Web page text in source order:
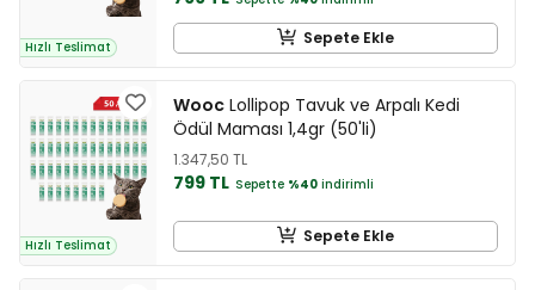
Hızlı Teslimat Sepete Ekle
Hızlı Teslimat
Wooc Lollipop Tavuk ve Arpalı Kedi
Ödül Maması 1,4gr (50'li)
1.347,50 TL
799 TL Sepette %40 indirimli
Sepete Ekle